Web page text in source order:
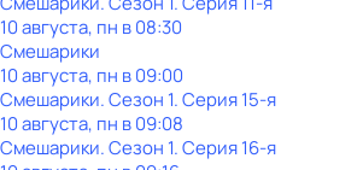
10 августа, пн в 08:30
Смешарики
10 августа, пн в 09:00
Смешарики. Сезон 1. Серия 15-я
10 августа, пн в 09:08
Смешарики. Сезон 1. Серия 16-я